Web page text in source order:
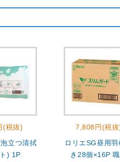
(税抜)
立つ清拭
) 1P
7,808円(税抜
ロリエSG昼用羽
き28個×16P